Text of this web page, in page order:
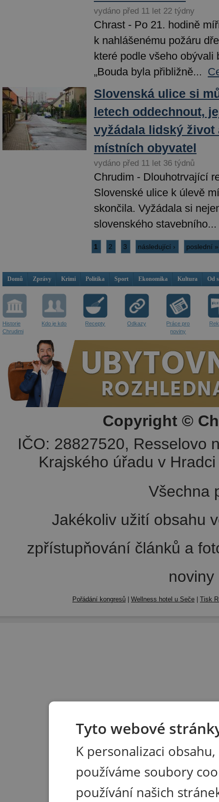
vydáno před 11 let 22 týdny
Chrast - Po 21. hodině
k nahlášenému požáru
které podle všeho
„Bouda byla přibližně...
Slovenská ulice si
letech oddechnout,
vyžádala lidský život
místních obyvatel
vydáno před 11 let 36 týdnů
Chrudim - Dlouhotrvající
Slovenské ulice k úlevě
skončila. Vyžádala si
slovenského stavebního...
1 2 3 následující › poslední »
Domů Zprávy Krimi Politika Sport Ekonomika Kultura Od
Historie
Chrudimi
Kdo je kdo Recepty Odkazy
Práce pro
noviny
Copyright ©
IČO: 28827520, Resselovo
Krajského úřadu v
Všechna
Jakékoliv užití obsahu
zpřístupňování článků a
Pořádání kongresů | Wellness hotel u Seče | Tisk
Tyto webové
K personalizaci
používáme soubory
používání našich